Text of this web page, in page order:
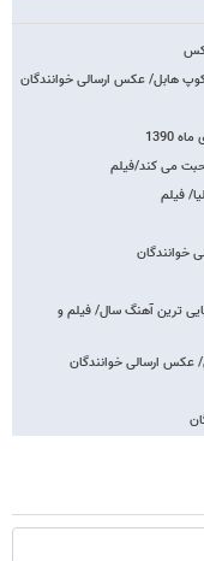
هابل/ عکس ارسالی خوانندگان
فیلم
خوانندگان
ترین آهنگ سال/ فیلم و